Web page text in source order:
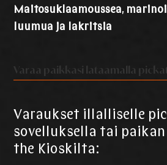
Maitosuklaamoussea,
luumua ja lakritsia
Varaa paikkasi lataamalla
Varaukset illalliselle
sovelluksella tai
the Kioskilta: